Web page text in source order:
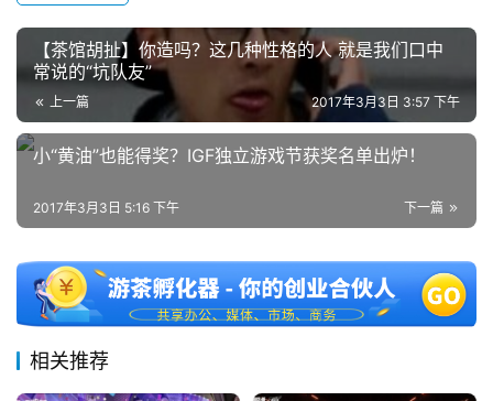
【茶馆胡扯】你造吗？这几种性格的人 就是我们口中
常说的“坑队友”
上一篇 2017年3月3日 3:57 下午
小“黄油”也能得奖？IGF独立游戏节获奖名单出炉！
下一篇
2017年3月3日 5:16 下午
相关推荐